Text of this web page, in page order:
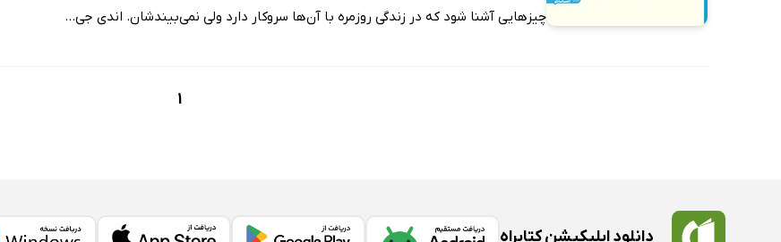
چیزهایی آشنا شود که در زندگی روزمره با آن‌ها سروکار دارد ولی نمی‌بیندشان. اندی جی...
1
دانلود اپلیکیشن کتابراه